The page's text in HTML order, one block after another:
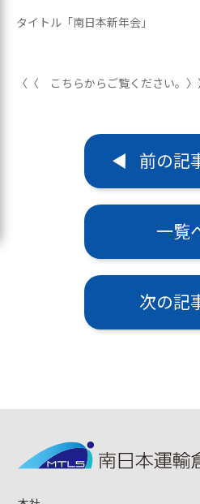
タイトル「南日本新年会」
〈〈 こちらからご覧ください。〉
前の記
一覧
次の記